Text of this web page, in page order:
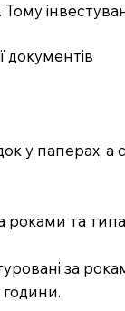
документів
у паперах, а
роками та
за
години.